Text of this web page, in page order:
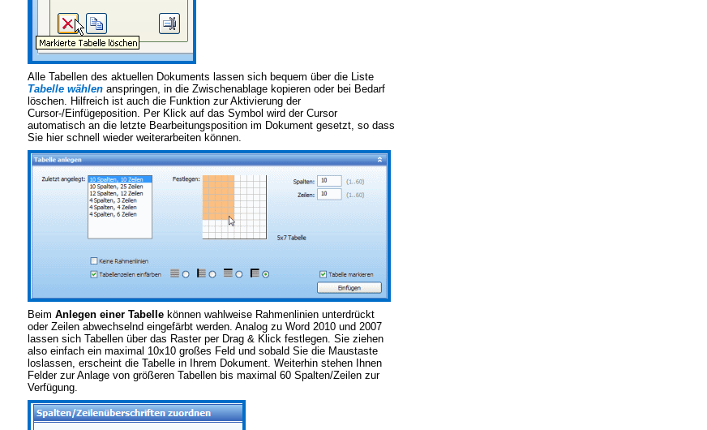
Alle Tabellen des aktuellen Dokuments lassen sich bequem über die Liste
Tabelle wählenanspringen, in die Zwischenablage kopieren oder bei Bedarf
löschen. Hilfreich ist auch die Funktion zur Aktivierung der
Cursor-/Einfügeposition. Per Klick auf das Symbol wird der Cursor
automatisch an die letzte Bearbeitungsposition im Dokument gesetzt, so dass
Sie hier schnell wieder weiterarbeiten können.
Beim Anlegen einer Tabellekönnen wahlweise Rahmenlinien unterdrückt
oder Zeilen abwechselnd eingefärbt werden. Analog zu Word 2010 und 2007
lassen sich Tabellen über das Raster per Drag & Klick festlegen. Sie ziehen
also einfach ein maximal 10x10 großes Feld und sobald Sie die Maustaste
loslassen, erscheint die Tabelle in Ihrem Dokument. Weiterhin stehen Ihnen
Felder zur Anlage von größeren Tabellen bis maximal 60 Spalten/Zeilen zur
Verfügung.